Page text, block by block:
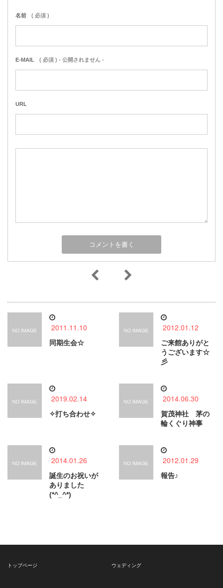
名前 ( 必須 )
E-MAIL ( 必須 ) - 公開されません -
URL
2011.11.10
同期生会☆
2012.01.12
ご来館ありがと
うございます☆
彡
2019.02.14
✧打ち合わせ✧
2014.06.30
賀茂神社 茅の
輪くぐり神事
2014.01.26
誕生のお祝いが
ありました
(*^_^*)
2012.01.29
報告♪
トップページ ウェディング